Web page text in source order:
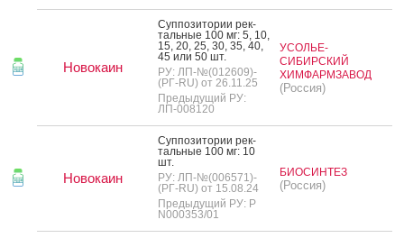
Новокаин
Суп­по­зито­рии рек­
таль­ные 100 мг: 5, 10,
15, 20, 25, 30, 35, 40,
45 или 50 шт.
РУ: ЛП-№(012609)-
(РГ-RU) от 26.11.25
Предыдущий РУ:
ЛП-008120
УСОЛЬЕ-
СИБИРСКИЙ
ХИМФАРМЗАВОД
(Россия)
Новокаин
Суп­по­зито­рии рек­
таль­ные 100 мг: 10
шт.
РУ: ЛП-№(006571)-
(РГ-RU) от 15.08.24
Предыдущий РУ: Р
N000353/01
БИОСИНТЕЗ
(Россия)